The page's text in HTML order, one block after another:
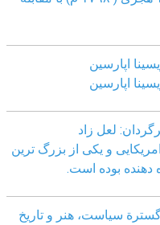
اپارسین
اپارسین
لعل زاد
و یکی از بزرگ ترین
دهنده بوده است.
سیاست، هنر و تاریخ